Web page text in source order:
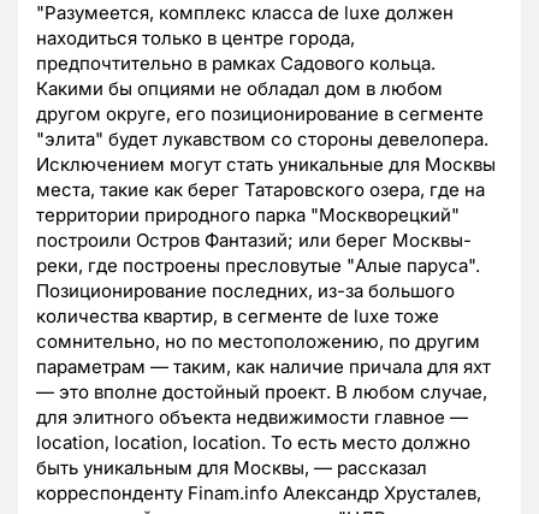
"Разумеется, комплекс класса de luxe должен
находиться только в центре города,
предпочтительно в рамках Садового кольца.
Какими бы опциями не обладал дом в любом
другом округе, его позиционирование в сегменте
"элита" будет лукавством со стороны девелопера.
Исключением могут стать уникальные для Москвы
места, такие как берег Татаровского озера, где на
территории природного парка "Москворецкий"
построили Остров Фантазий; или берег Москвы-
реки, где построены пресловутые "Алые паруса".
Позиционирование последних, из-за большого
количества квартир, в сегменте de luxe тоже
сомнительно, но по местоположению, по другим
параметрам — таким, как наличие причала для яхт
— это вполне достойный проект. В любом случае,
для элитного объекта недвижимости главное —
location, location, location. То есть место должно
быть уникальным для Москвы, — рассказал
корреспонденту Finam.info Александр Хрусталев,